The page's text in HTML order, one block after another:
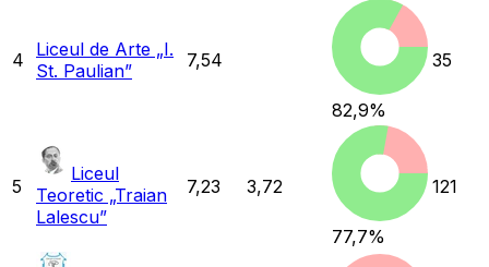
4
Liceul de Arte „I.
St. Paulian”
7,54
82,9%
35
5
Liceul
Teoretic „Traian
Lalescu”
7,23 3,72
77,7%
121